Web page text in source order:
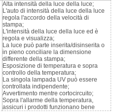
Alta intensità della luce della luce;
L'auto di intensità della luce della luce
regola l'accordo della velocità di
stampa;
L'intensità della luce della luce ed è
regola e visualizza;
La luce può parte inserita/disinserita o
in pieno conciliare la dimensione
differente della stampa;
Esposizione di temperatura e sopra
controllo della temperatura;
La singola lampada UV può essere
controllata indipendente;
Avvertimento mentre cortocircuito;
Sopra l'allarme della temperatura,
assicuri i prodotti funzionano bene